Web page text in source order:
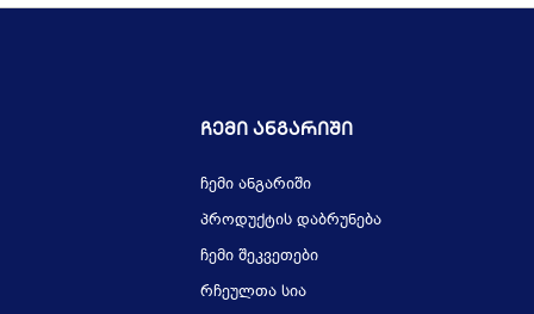
Ჩემი Ანგარიში
ჩემი ანგარიში
პროდუქტის დაბრუნება
ჩემი შეკვეთები
რჩეულთა სია